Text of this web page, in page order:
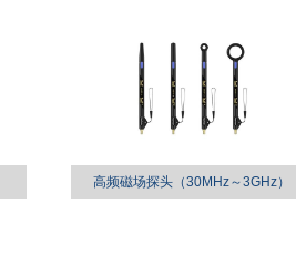
高频磁场探头（30MHz～3GHz）